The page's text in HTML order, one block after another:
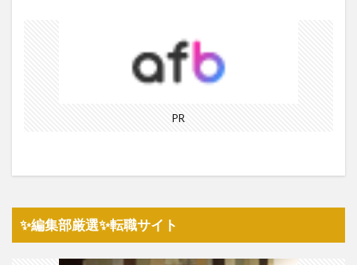
PR
✨編集部厳選✨転職サイト